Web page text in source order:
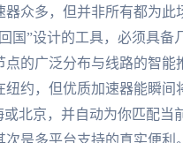
器众多，但并非所有都为此
国”设计的工具，必须具备
点的广泛分布与线路的智能
纽约，但优质加速器能瞬间
或北京，并自动为你匹配当